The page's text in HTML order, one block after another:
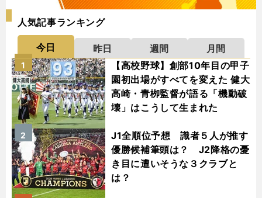
人気記事ランキング
今日 昨日 週間
月間
【高校野球】創部10年目の甲子
園初出場がすべてを変えた 健大
高崎・青栁監督が語る「機動破
壊」はこうして生まれた
1
J1全順位予想 識者５人が推す
優勝候補筆頭は？ J2降格の憂
き目に遭いそうな３クラブと
は？
2